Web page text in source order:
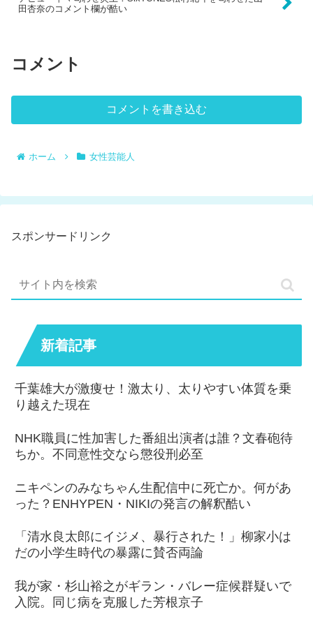
田杏奈のコメント欄が酷い
コメント
コメントを書き込む
ホーム 女性芸能人
スポンサードリンク
新着記事
千葉雄大が激痩せ！激太り、太りやすい体質を乗
り越えた現在
NHK職員に性加害した番組出演者は誰？文春砲待
ちか。不同意性交なら懲役刑必至
ニキペンのみなちゃん生配信中に死亡か。何があ
った？ENHYPEN・NIKIの発言の解釈酷い
「清水良太郎にイジメ、暴行された！」柳家小は
だの小学生時代の暴露に賛否両論
我が家・杉山裕之がギラン・バレー症候群疑いで
入院。同じ病を克服した芳根京子